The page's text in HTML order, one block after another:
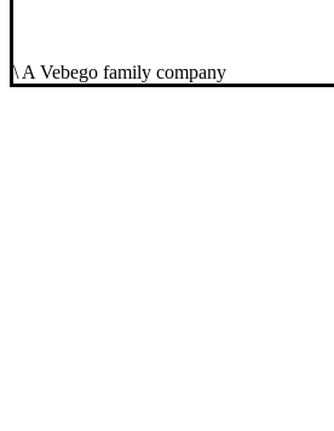
\ A Vebego family company